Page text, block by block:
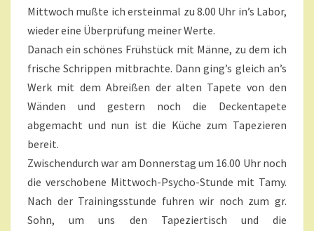
?
>
E
Mittwoch mußte ich ersteinmal zu 8.00 Uhr in’s Labor,
wieder eine Überprüfung meiner Werte.
Danach ein schönes Frühstück mit Männe, zu dem ich
frische Schrippen mitbrachte. Dann ging’s gleich an’s
Werk mit dem Abreißen der alten Tapete von den
Wänden und gestern noch die Deckentapete
abgemacht und nun ist die Küche zum Tapezieren
bereit.
Zwischendurch war am Donnerstag um 16.00 Uhr noch
die verschobene Mittwoch-Psycho-Stunde mit Tamy.
Nach der Trainingsstunde fuhren wir noch zum gr.
Sohn, um uns den Tapeziertisch und die